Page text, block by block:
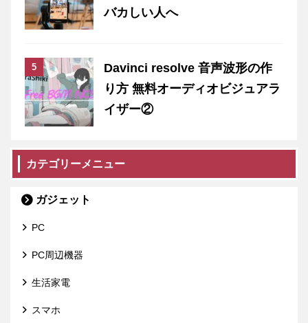
バカしい人へ
Davinci resolve 音声波形の作
り方 無料オーディオビジュアラ
イザー②
カテゴリーメニュー
ガジェット
PC
PC周辺機器
生活家電
スマホ